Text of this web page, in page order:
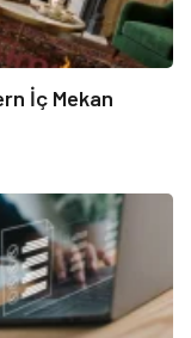
İç Mekan